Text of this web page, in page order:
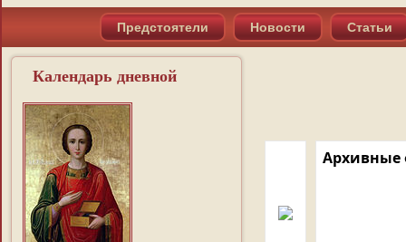
Предстоятели Новости Статьи
Календарь дневной
Архивные